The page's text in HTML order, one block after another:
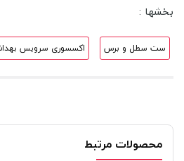
بخشها :
ست سطل و برس اکسسوری سرویس
محصولات مرتبط